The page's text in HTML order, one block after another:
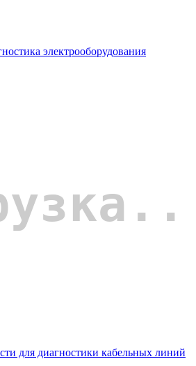
электрооборудования
для диагностики кабельных линий